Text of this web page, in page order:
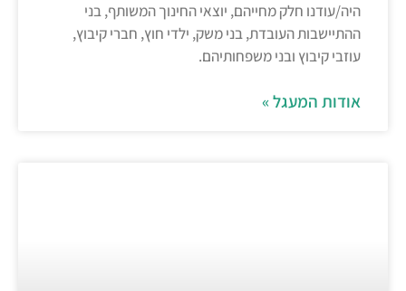
היה/עודנו חלק מחייהם, יוצאי החינוך המשותף, בני
ההתיישבות העובדת, בני משק, ילדי חוץ, חברי קיבוץ,
עוזבי קיבוץ ובני משפחותיהם.
אודות המעגל »